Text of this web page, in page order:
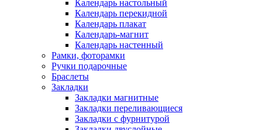
Календарь настольный
Календарь перекидной
Календарь плакат
Календарь-магнит
Календарь настенный
Рамки, фоторамки
Ручки подарочные
Браслеты
Закладки
Закладки магнитные
Закладки переливающиеся
Закладки с фурнитурой